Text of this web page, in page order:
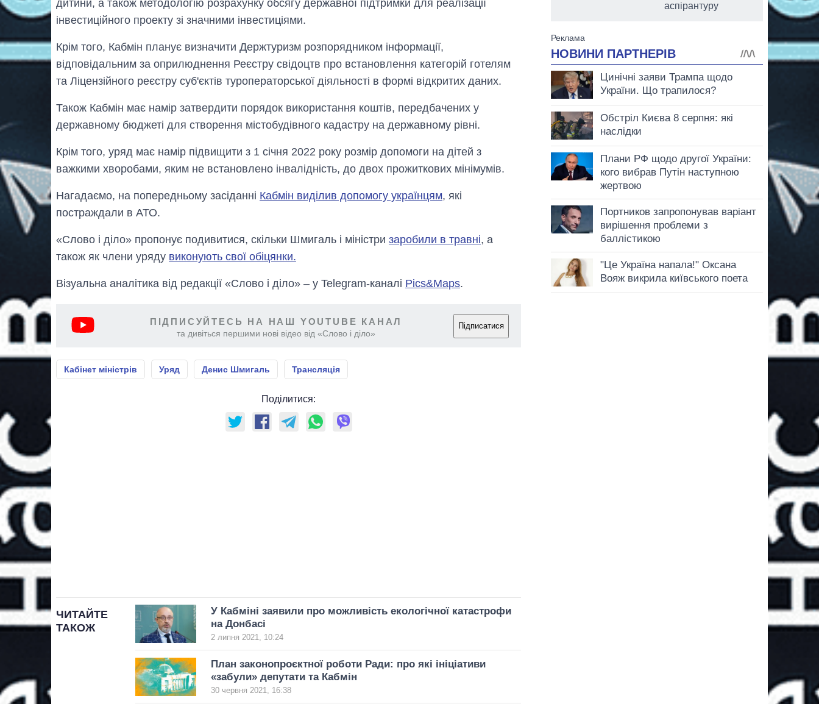
дитини, а також методологію розрахунку обсягу державної підтримки для реалізації
інвестиційного проекту зі значними інвестиціями.
Крім того, Кабмін планує визначити Держтуризм розпорядником інформації,
відповідальним за оприлюднення Реєстру свідоцтв про встановлення категорій готелям
та Ліцензійного реєстру суб'єктів туроператорської діяльності в формі відкритих даних.
Також Кабмін має намір затвердити порядок використання коштів, передбачених у
державному бюджеті для створення містобудівного кадастру на державному рівні.
Крім того, уряд має намір підвищити з 1 січня 2022 року розмір допомоги на дітей з
важкими хворобами, яким не встановлено інвалідність, до двох прожиткових мінімумів.
Нагадаємо, на попередньому засіданні Кабмін виділив допомогу українцям, які
постраждали в АТО.
«Слово і діло» пропонує подивитися, скільки Шмигаль і міністри заробили в травні, а
також як члени уряду виконують свої обіцянки.
Візуальна аналітика від редакції «Слово і діло» – у Telegram-каналі Pics&Maps.
ПІДПИСУЙТЕСЬ НА НАШ YOUTUBE КАНАЛ
та дивіться першими нові відео від «Слово і діло»
Підписатися
Кабінет міністрів Уряд Денис Шмигаль Трансляція
Поділитися:
ЧИТАЙТЕ
ТАКОЖ
У Кабміні заявили про можливість екологічної катастрофи
на Донбасі
2 липня 2021, 10:24
План законопроєктної роботи Ради: про які ініціативи
«забули» депутати та Кабмін
30 червня 2021, 16:38
2027-й
аспірантуру